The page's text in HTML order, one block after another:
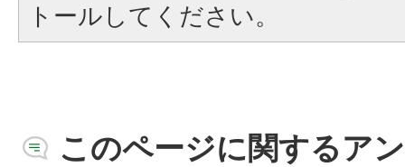
トールしてください。
このページに関するア